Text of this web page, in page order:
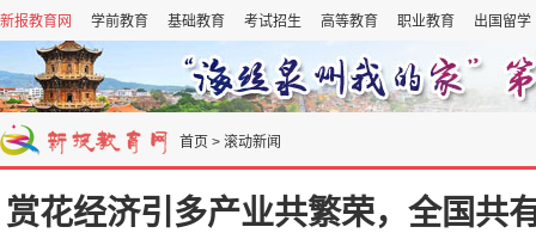
新报教育网 学前教育 基础教育 考试招生 高等教育 职业教育 出国留学
首页 > 滚动新闻
赏花经济引多产业共繁荣，全国共